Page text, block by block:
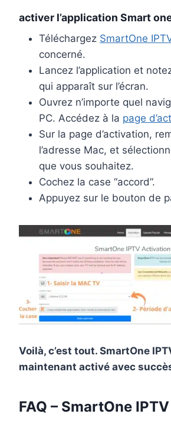
activer l’application Smart
Téléchargez SmartOne
concerné.
Lancez l’application et
qui apparaît sur l’écran.
Ouvrez n’importe quel
PC. Accédez à la page
Sur la page d’activation,
l’adresse Mac, et
que vous souhaitez.
Cochez la case “accord”.
Appuyez sur le bouton de
Voilà, c’est tout. SmartOne
maintenant activé avec
FAQ – SmartOne